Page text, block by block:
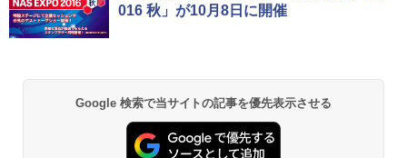
016 秋」が10月8日に開催
Google 検索で当サイトの記事を優先表示させる